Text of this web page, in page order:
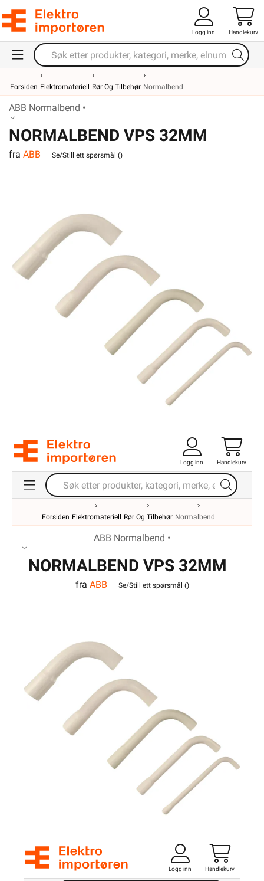
Logg inn Handlekurv
Forsiden Elektromateriell Rør Og Tilbehør Normalbend
ABB Normalbend •
NORMALBEND VPS 32MM
fra ABB Se/Still ett spørsmål ()
Logg inn Handlekurv
Forsiden Elektromateriell Rør Og Tilbehør Normalbend
ABB Normalbend •
NORMALBEND VPS 32MM
fra ABB Se/Still ett spørsmål ()
Logg inn Handlekurv